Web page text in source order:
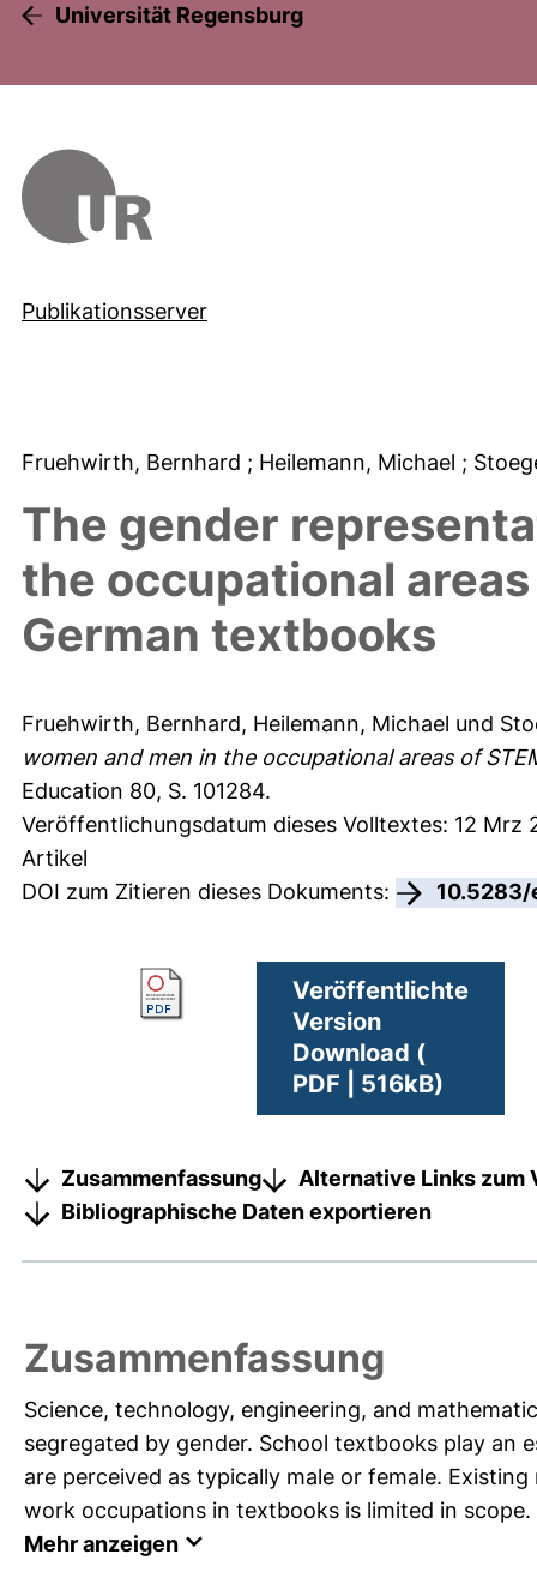
Universität Regensburg
Publikationsserver
Fruehwirth, Bernhard ; Heilemann, Michael ;
The gender
the occupational
German textbooks
Fruehwirth, Bernhard, Heilemann, Michael und
women and men in the occupational areas of
Education 80, S. 101284.
Veröffentlichungsdatum dieses Volltextes: 12 Mrz
Artikel
DOI zum Zitieren dieses Dokuments:
Veröffentlichte
Version
Download (
PDF | 516kB)
Zusammenfassung
Alternative Links zum
Bibliographische Daten exportieren
Zusammenfassung
Science, technology, engineering, and
segregated by gender. School textbooks play an
are perceived as typically male or female.
work occupations in textbooks is limited in
Mehr anzeigen